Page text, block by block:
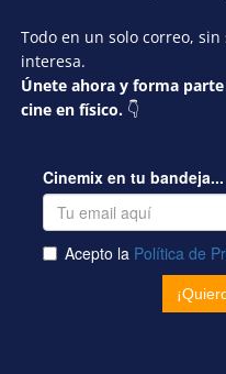
Todo en un solo correo,
interesa.
Únete ahora y forma
cine en físico. 👇